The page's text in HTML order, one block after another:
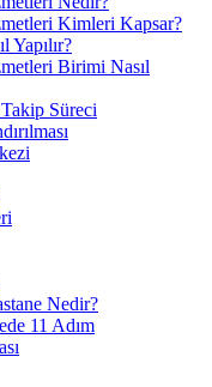
Kimleri Kapsar?
Yapılır?
Birimi Nasıl
Süreci
Nedir?
11 Adım